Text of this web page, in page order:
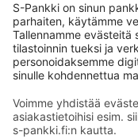
Käyttöehdot
Saavutettavuusseloste